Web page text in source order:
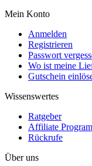
Mein Konto
Anmelden
Registrieren
Passwort
Wo ist meine
Gutschein
Wissenswertes
Ratgeber
Affiliate
Rückrufe
Über uns